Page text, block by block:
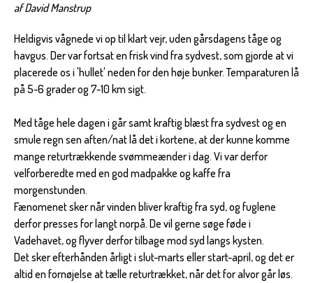
af David Manstrup
Heldigvis vågnede vi op til klart vejr, uden gårsdagens tåge og
havgus. Der var fortsat en frisk vind fra sydvest, som gjorde at vi
placerede os i 'hullet' neden for den høje bunker. Temparaturen lå
på 5-6 grader og 7-10 km sigt.
Med tåge hele dagen i går samt kraftig blæst fra sydvest og en
smule regn sen aften/nat lå det i kortene, at der kunne komme
mange returtrækkende svømmeænder i dag. Vi var derfor
velforberedte med en god madpakke og kaffe fra
morgenstunden.
Fænomenet sker når vinden bliver kraftig fra syd, og fuglene
derfor presses for langt norpå. De vil gerne søge føde i
Vadehavet, og flyver derfor tilbage mod syd langs kysten.
Det sker efterhånden årligt i slut-marts eller start-april, og det er
altid en fornøjelse at tælle returtrækket, når det for alvor går løs.